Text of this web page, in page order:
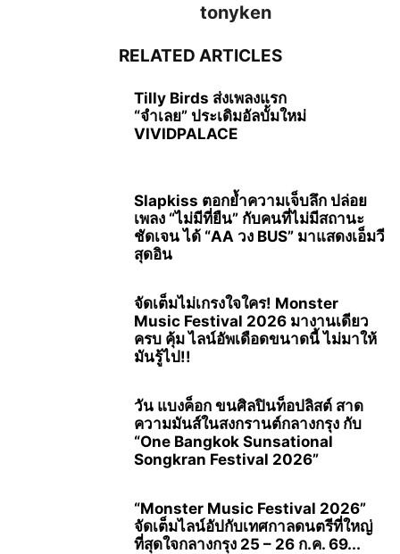
tonyken
RELATED ARTICLES
Tilly Birds ส่งเพลงแรก
“จำเลย” ประเดิมอัลบั้มใหม่
VIVIDPALACE
Slapkiss ตอกย้ำความเจ็บลึก ปล่อย
เพลง “ไม่มีที่ยืน” กับคนที่ไม่มีสถานะ
ชัดเจน ได้ “AA วง BUS” มาแสดงเอ็มวี
สุดอิน
จัดเต็มไม่เกรงใจใคร! Monster
Music Festival 2026 มางานเดียว
ครบ คุ้ม ไลน์อัพเดือดขนาดนี้ ไม่มาให้
มันรู้ไป!!
วัน แบงค็อก ขนศิลปินท็อปลิสต์ สาด
ความมันส์ในสงกรานต์กลางกรุง กับ
“One Bangkok Sunsational
Songkran Festival 2026”
“Monster Music Festival 2026”
จัดเต็มไลน์อัปกับเทศกาลดนตรีที่ใหญ่
ที่สุดใจกลางกรุง 25 – 26 ก.ค. 69...